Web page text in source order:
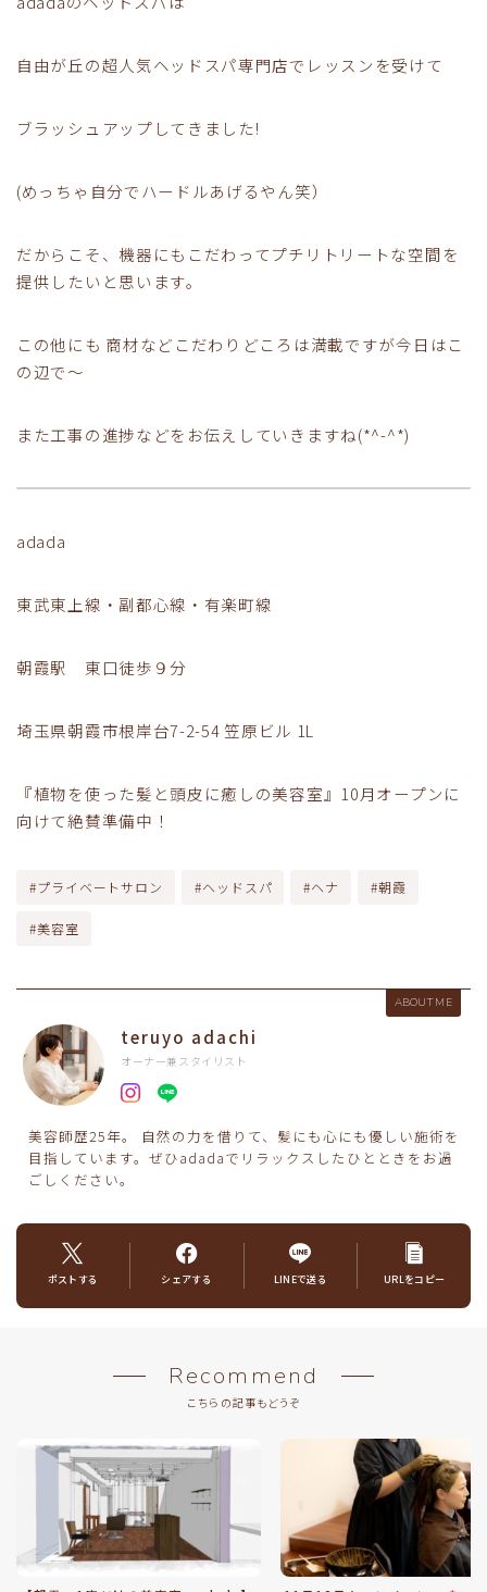
自由が丘の超人気ヘッドスパ専門店でレッスンを受けて
ブラッシュアップしてきました!
(めっちゃ自分でハードルあげるやん笑）
だからこそ、機器にもこだわってプチリトリートな空間を
提供したいと思います。
この他にも 商材などこだわりどころは満載ですが今日はこ
の辺で～
また工事の進捗などをお伝えしていきますね(*^-^*)
adada
東武東上線・副都心線・有楽町線
朝霞駅 東口徒歩９分
埼玉県朝霞市根岸台7-2-54 笠原ビル 1L
『植物を使った髪と頭皮に癒しの美容室』10月オープンに
向けて絶賛準備中！
#プライベートサロン #ヘッドスパ #ヘナ #朝霞
#美容室
ABOUT ME
teruyo adachi
オーナー兼スタイリスト
美容師歴25年。 自然の力を借りて、髪にも心にも優しい施術を
目指しています。ぜひadadaでリラックスしたひとときをお過
ごしください。
ポストする シェアする LINEで送る URLをコピー
Recommend
こちらの記事もどうぞ